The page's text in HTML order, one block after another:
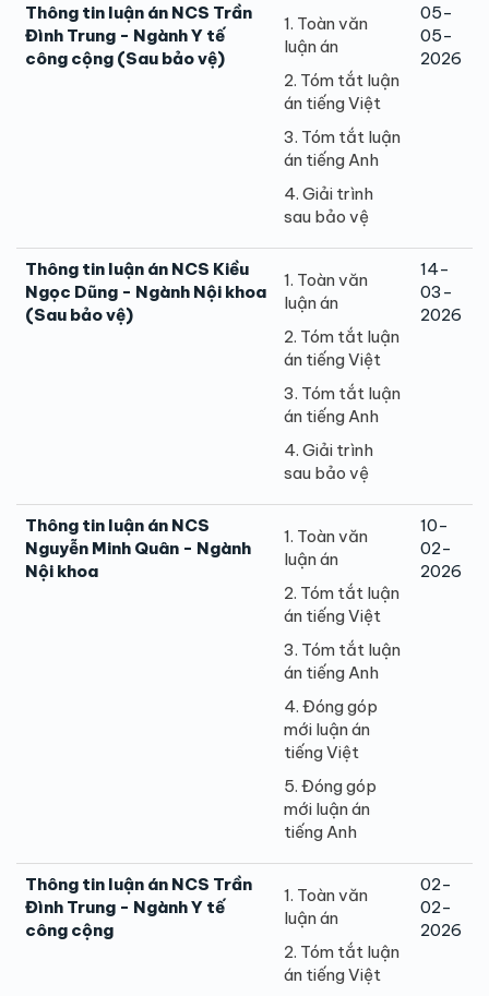
Thông tin luận án NCS Trần
Đình Trung - Ngành Y tế
công cộng (Sau bảo vệ)
1. Toàn văn
luận án
2. Tóm tắt luận
án tiếng Việt
3. Tóm tắt luận
án tiếng Anh
4. Giải trình
sau bảo vệ
05-
05-
2026
Thông tin luận án NCS Kiều
Ngọc Dũng - Ngành Nội khoa
(Sau bảo vệ)
1. Toàn văn
luận án
2. Tóm tắt luận
án tiếng Việt
3. Tóm tắt luận
án tiếng Anh
4. Giải trình
sau bảo vệ
14-
03-
2026
Thông tin luận án NCS
Nguyễn Minh Quân - Ngành
Nội khoa
1. Toàn văn
luận án
2. Tóm tắt luận
án tiếng Việt
3. Tóm tắt luận
án tiếng Anh
4. Đóng góp
mới luận án
tiếng Việt
5. Đóng góp
mới luận án
tiếng Anh
10-
02-
2026
Thông tin luận án NCS Trần
Đình Trung - Ngành Y tế
công cộng
1. Toàn văn
luận án
2. Tóm tắt luận
án tiếng Việt
02-
02-
2026